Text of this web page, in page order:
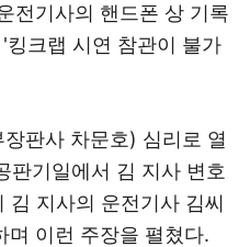
전기사의 핸드폰 상 기록
크랩 시연 참관이 불가
판사 차문호) 심리로 열
판기일에서 김 지사 변호
김 지사의 운전기사 김씨
며 이런 주장을 펼쳤다.